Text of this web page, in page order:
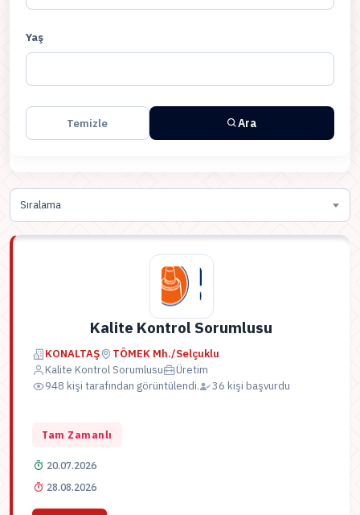
Yaş
Temizle Ara
Sıralama
Kalite Kontrol Sorumlusu
KONALTAŞ
TÖMEK Mh./Selçuklu
Kalite Kontrol Sorumlusu
Üretim
948 kişi tarafından görüntülendi.
36 kişi başvurdu
Tam Zamanlı
20.07.2026
28.08.2026